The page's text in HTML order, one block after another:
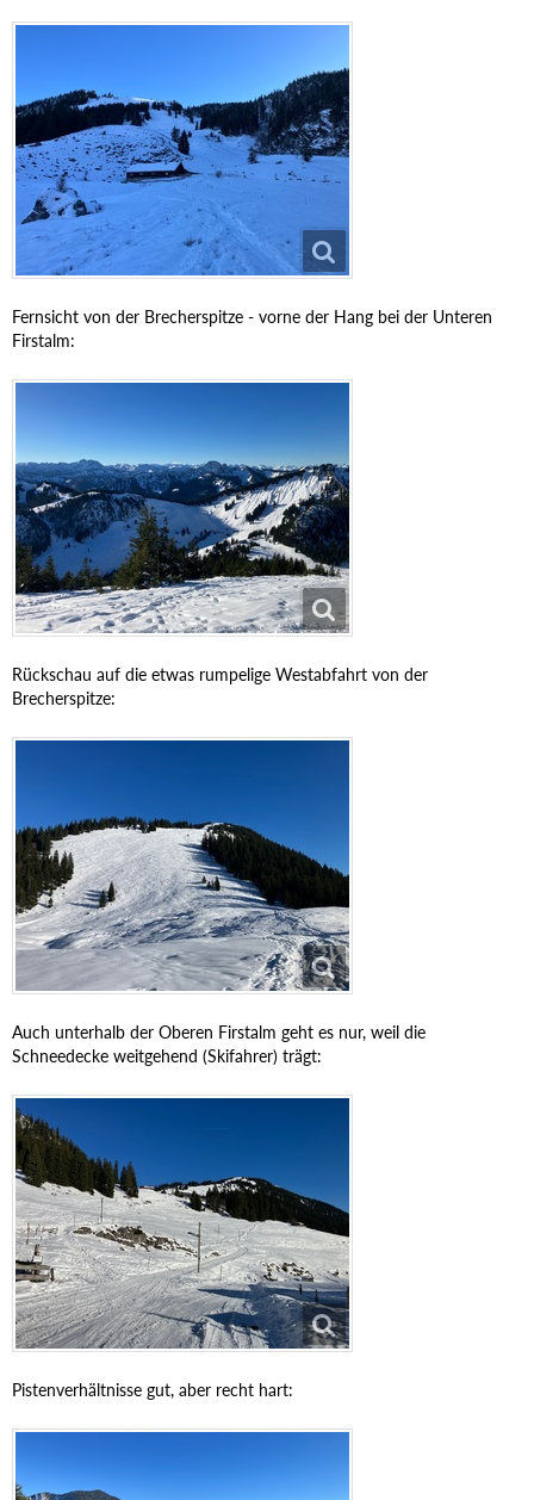
Fernsicht von der Brecherspitze - vorne der Hang bei der Unteren
Firstalm:
Rückschau auf die etwas rumpelige Westabfahrt von der
Brecherspitze:
Auch unterhalb der Oberen Firstalm geht es nur, weil die
Schneedecke weitgehend (Skifahrer) trägt:
Pistenverhältnisse gut, aber recht hart: